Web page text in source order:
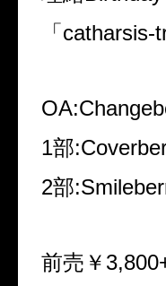
「
1部
2部
前売￥